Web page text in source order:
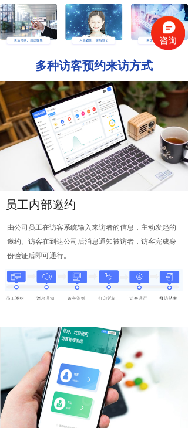
多种访客预约来访方式
员工内部邀约
由公司员工在访客系统输入来访者的信息，主动发起的
邀约。访客在到达公司后消息通知被访者，访客完成身
份验证后即可通行。